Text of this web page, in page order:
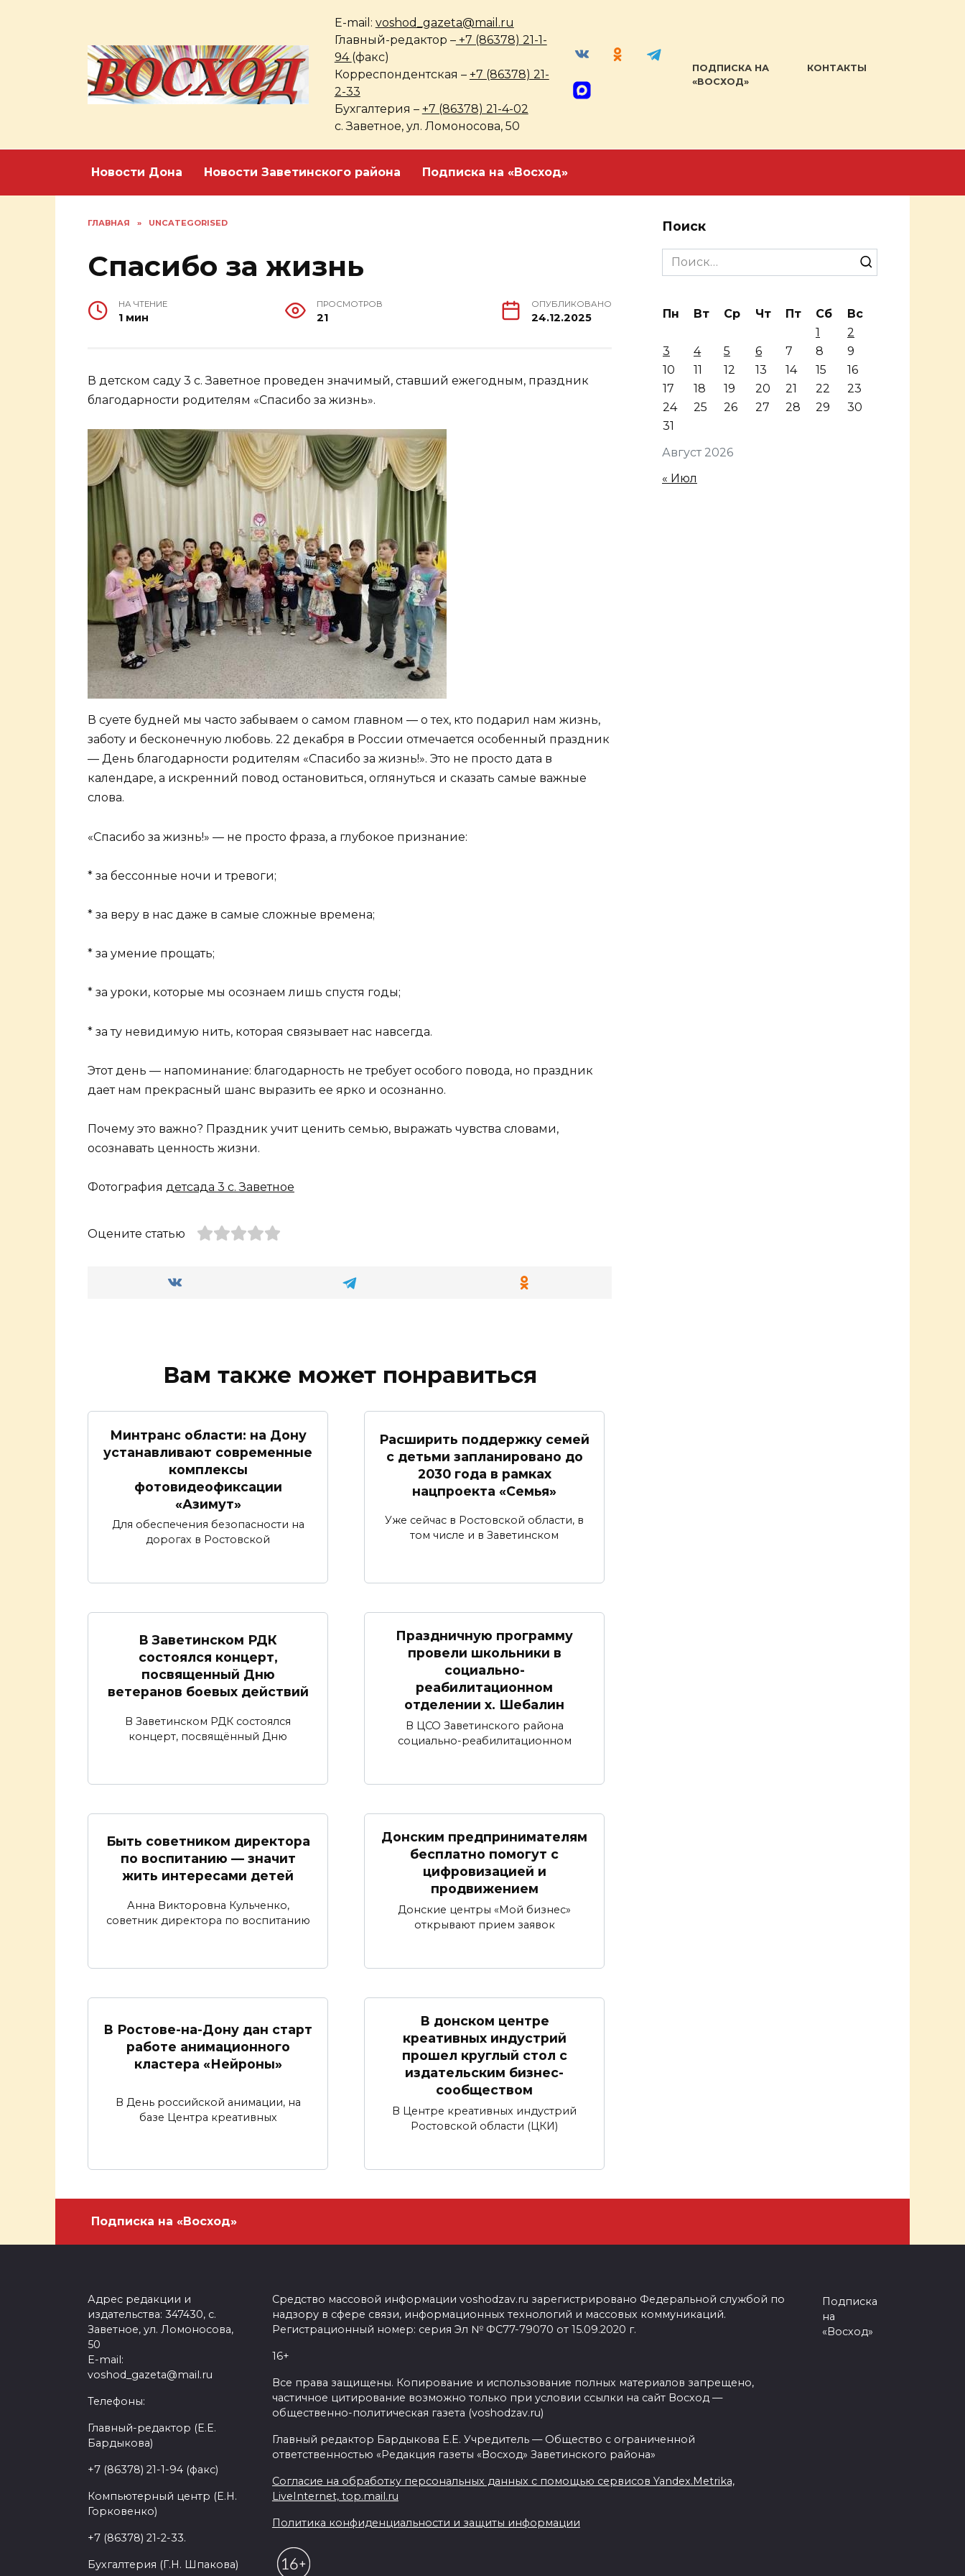
E-mail: voshod_gazeta@mail.ru
Главный-редактор –+7 (86378) 21-1-
94 (факс)
Корреспондентская – +7 (86378) 21-
2-33
Бухгалтерия – +7 (86378) 21-4-02
с. Заветное, ул. Ломоносова, 50
ПОДПИСКА НА
«ВОСХОД»
КОНТАКТЫ
Новости Дона Новости Заветинского района Подписка на «Восход»
ГЛАВНАЯ » UNCATEGORISED
Спасибо за жизнь
НА ЧТЕНИЕ
1 мин
ПРОСМОТРОВ
21
ОПУБЛИКОВАНО
24.12.2025
В детском саду 3 с. Заветное проведен значимый, ставший ежегодным, праздник
благодарности родителям «Спасибо за жизнь».
В суете будней мы часто забываем о самом главном — о тех, кто подарил нам жизнь,
заботу и бесконечную любовь. 22 декабря в России отмечается особенный праздник
— День благодарности родителям «Спасибо за жизнь!». Это не просто дата в
календаре, а искренний повод остановиться, оглянуться и сказать самые важные
слова.
«Спасибо за жизнь!» — не просто фраза, а глубокое признание:
* за бессонные ночи и тревоги;
* за веру в нас даже в самые сложные времена;
* за умение прощать;
* за уроки, которые мы осознаем лишь спустя годы;
* за ту невидимую нить, которая связывает нас навсегда.
Этот день — напоминание: благодарность не требует особого повода, но праздник
дает нам прекрасный шанс выразить ее ярко и осознанно.
Почему это важно? Праздник учит ценить семью, выражать чувства словами,
осознавать ценность жизни.
Фотография детсада 3 с. Заветное
Оцените статью
Вам также может понравиться
Минтранс области: на Дону
устанавливают современные
комплексы
фотовидеофиксации
«Азимут»
Для обеспечения безопасности на
дорогах в Ростовской
Расширить поддержку семей
с детьми запланировано до
2030 года в рамках
нацпроекта «Семья»
Уже сейчас в Ростовской области, в
том числе и в Заветинском
В Заветинском РДК
состоялся концерт,
посвященный Дню
ветеранов боевых действий
В Заветинском РДК состоялся
концерт, посвящённый Дню
Праздничную программу
провели школьники в
социально-
реабилитационном
отделении х. Шебалин
В ЦСО Заветинского района
социально-реабилитационном
Быть советником директора
по воспитанию — значит
жить интересами детей
Анна Викторовна Кульченко,
советник директора по воспитанию
Донским предпринимателям
бесплатно помогут с
цифровизацией и
продвижением
Донские центры «Мой бизнес»
открывают прием заявок
В Ростове-на-Дону дан старт
работе анимационного
кластера «Нейроны»
В День российской анимации, на
базе Центра креативных
В донском центре
креативных индустрий
прошел круглый стол с
издательским бизнес-
сообществом
В Центре креативных индустрий
Ростовской области (ЦКИ)
Поиск
Search
for:
Август 2026
Пн Вт Ср Чт Пт Сб
Вс
1
2
3
4 5 6 7 8
9
10
11 12 13 14 15
16
17
18 19 20 21 22
23
24
25 26 27 28 29
30
31
« Июл
Подписка на «Восход»
Адрес редакции и
издательства: 347430, с.
Заветное, ул. Ломоносова,
50
E-mail:
voshod_gazeta@mail.ru
Телефоны:
Главный-редактор (Е.Е.
Бардыкова)
+7 (86378) 21-1-94 (факс)
Компьютерный центр (Е.Н.
Горковенко)
+7 (86378) 21-2-33.
Бухгалтерия (Г.Н. Шпакова)
Средство массовой информации voshodzav.ru зарегистрировано Федеральной службой по
надзору в сфере связи, информационных технологий и массовых коммуникаций.
Регистрационный номер: серия Эл № ФС77-79070 от 15.09.2020 г.
16+
Все права защищены. Копирование и использование полных материалов запрещено,
частичное цитирование возможно только при условии ссылки на сайт Восход —
общественно-политическая газета (voshodzav.ru)
Главный редактор Бардыкова Е.Е. Учредитель — Общество с ограниченной
ответственностью «Редакция газеты «Восход» Заветинского района»
Согласие на обработку персональных данных с помощью сервисов Yandex.Metrika,
LiveInternet, top.mail.ru
Политика конфиденциальности и защиты информации
Подписка
на
«Восход»